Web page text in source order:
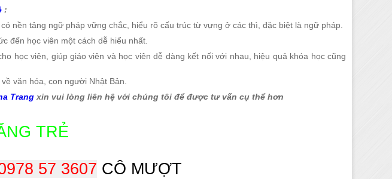
:
nền tảng ngữ pháp vững chắc, hiểu rõ cấu trúc từ vựng ở các thì, đặc biệt là ngữ pháp.
đến học viên một cách dễ hiểu nhất.
học viên, giúp giáo viên và học viên dễ dàng kết nối với nhau, hiệu quả khóa học cũng
văn hóa, con người Nhật Bản.
Trangxin vui lòng liên hệ với chúng tôi để được tư vấn cụ thể hơn
TRẺ
57 3607 CÔ MƯỢT